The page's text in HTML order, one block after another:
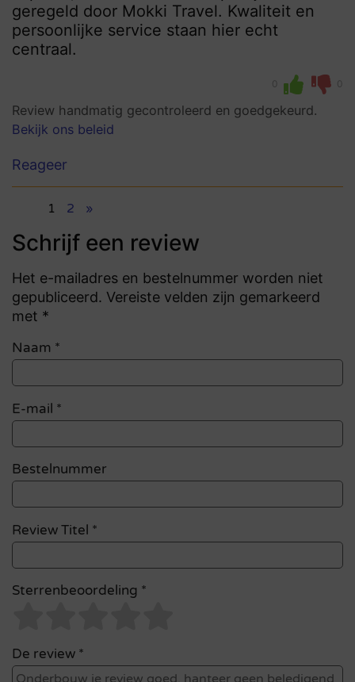
geregeld door Mokki Travel. Kwaliteit en
persoonlijke service staan hier echt
centraal.
0 0
Review handmatig gecontroleerd en goedgekeurd.
Bekijk ons beleid
Reageer
1 2 »
Schrijf een review
Het e-mailadres en bestelnummer worden niet
gepubliceerd. Vereiste velden zijn gemarkeerd
met *
Naam *
E-mail *
Bestelnummer
Review Titel *
Sterrenbeoordeling *
De review *